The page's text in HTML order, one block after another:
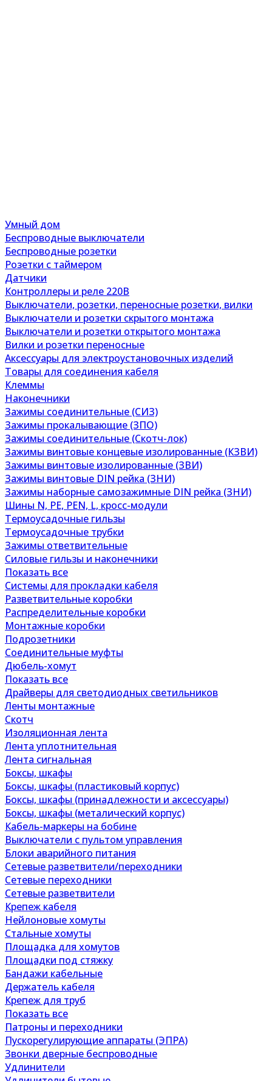
Умный дом
Беспроводные выключатели
Беспроводные розетки
Розетки с таймером
Датчики
Контроллеры и реле 220В
Выключатели, розетки, переносные розетки, вилки
Выключатели и розетки скрытого монтажа
Выключатели и розетки открытого монтажа
Вилки и розетки переносные
Аксессуары для электроустановочных изделий
Товары для соединения кабеля
Клеммы
Наконечники
Зажимы соединительные (СИЗ)
Зажимы прокалывающие (ЗПО)
Зажимы соединительные (Скотч-лок)
Зажимы винтовые концевые изолированные (КЗВИ)
Зажимы винтовые изолированные (ЗВИ)
Зажимы винтовые DIN рейка (ЗНИ)
Зажимы наборные самозажимные DIN рейка (ЗНИ)
Шины N, PE, PEN, L, кросс-модули
Термоусадочные гильзы
Термоусадочные трубки
Зажимы ответвительные
Силовые гильзы и наконечники
Показать все
Системы для прокладки кабеля
Разветвительные коробки
Распределительные коробки
Монтажные коробки
Подрозетники
Соединительные муфты
Дюбель-хомут
Показать все
Драйверы для светодиодных светильников
Ленты монтажные
Скотч
Изоляционная лента
Лента уплотнительная
Лента сигнальная
Боксы, шкафы
Боксы, шкафы (пластиковый корпус)
Боксы, шкафы (принадлежности и аксессуары)
Боксы, шкафы (металический корпус)
Кабель-маркеры на бобине
Выключатели с пультом управления
Блоки аварийного питания
Сетевые разветвители/переходники
Сетевые переходники
Сетевые разветвители
Крепеж кабеля
Нейлоновые хомуты
Стальные хомуты
Площадка для хомутов
Площадки под стяжку
Бандажи кабельные
Держатель кабеля
Крепеж для труб
Показать все
Патроны и переходники
Пускорегулирующие аппараты (ЭПРА)
Звонки дверные беспроводные
Удлинители